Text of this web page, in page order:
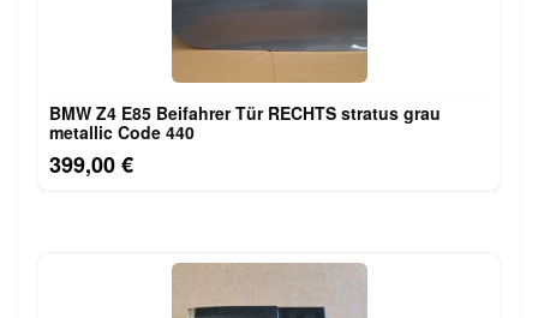
BMW Z4 E85 Beifahrer Tür RECHTS stratus grau
metallic Code 440
399,00 €